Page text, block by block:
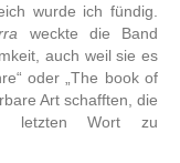
wurde ich fündig.
weckte die Band
auch weil sie es
oder „The book of
Art schafften, die
letzten Wort zu